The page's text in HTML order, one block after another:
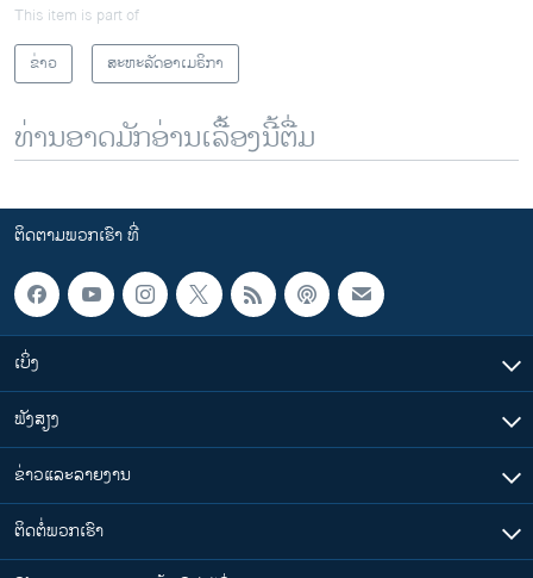
This item is part of
ຂ່າວ
ສະຫະລັດອາເມຣິກາ
ທ່ານອາດມັກອ່ານເລື້ອງນີ້ຕື່ມ
ຕິດຕາມພວກເຮົາ ທີ່
ເບິ່ງ
ຟັງສຽງ
ຂ່າວແລະລາຍງານ
ຕິດຕໍ່ພວກເຮົາ